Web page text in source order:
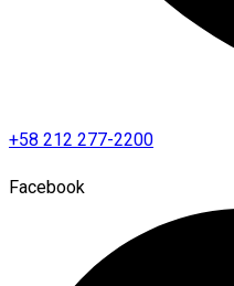
+58 212 277-2200
Facebook